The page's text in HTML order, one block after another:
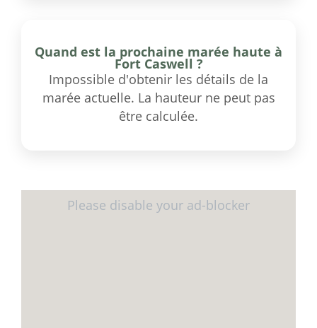
Quand est la prochaine marée haute à
Fort Caswell ?
Impossible d'obtenir les détails de la
marée actuelle. La hauteur ne peut pas
être calculée.